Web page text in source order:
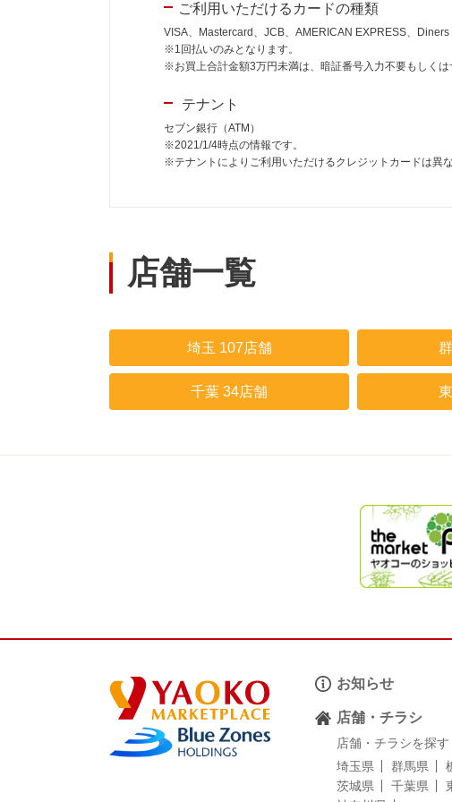
ご利用いただけるカードの種類
VISA、Mastercard、JCB、AMERICAN EXPRESS、
※1回払いのみとなります。
※お買上合計金額3万円未満は、暗証番号入力不要もしく
テナント
セブン銀行（ATM）
※2021/1/4時点の情報です。
※テナントによりご利用いただけるクレジットカードは異
店舗一覧
埼玉 107店舗
千葉 34店舗
お知らせ
店舗・チラシ
店舗・チラシを探す
埼玉県
群馬県
茨城県
千葉県